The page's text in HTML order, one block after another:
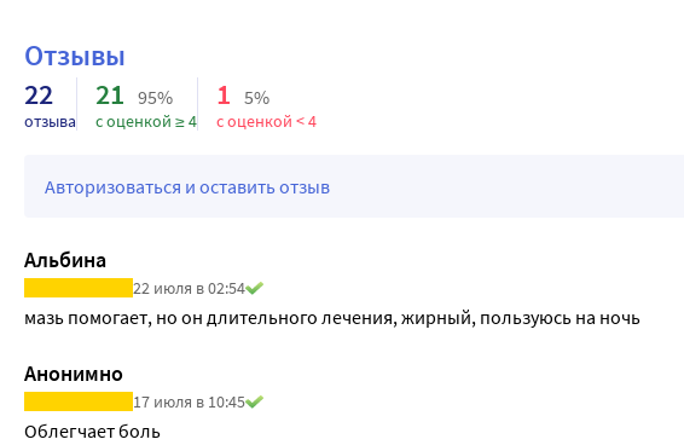
Отзывы
22
отзыва
21 95%
с оценкой ≥ 4
1 5%
с оценкой < 4
Авторизоваться и оставить отзыв
Альбина
22 июля в 02:54
мазь помогает, но он длительного лечения, жирный, пользуюсь на ночь
Анонимно
17 июля в 10:45
Облегчает боль